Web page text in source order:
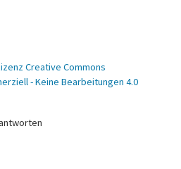
Creative Commons
- Keine Bearbeitungen 4.0